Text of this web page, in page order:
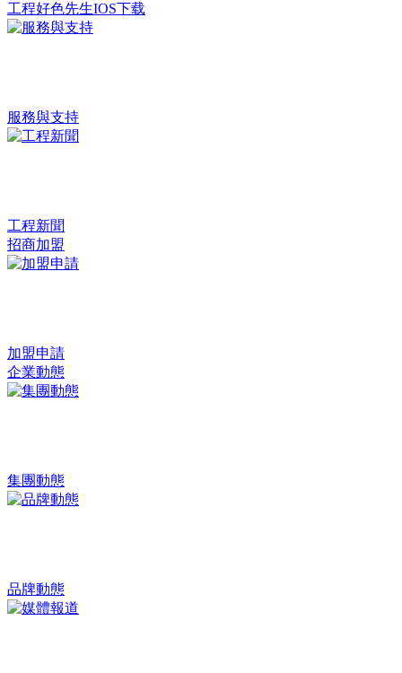
工程好色先生IOS下载
服務與支持
工程新聞
招商加盟
加盟申請
企業動態
集團動態
品牌動態